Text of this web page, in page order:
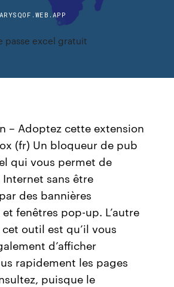
passe excel gratuit
– Adoptez cette extension
(fr) Un bloqueur de pub
qui vous permet de
sans être
des bannières
fenêtres pop-up. L’autre
outil est qu’il vous
d’afficher
rapidement les pages
puisque le